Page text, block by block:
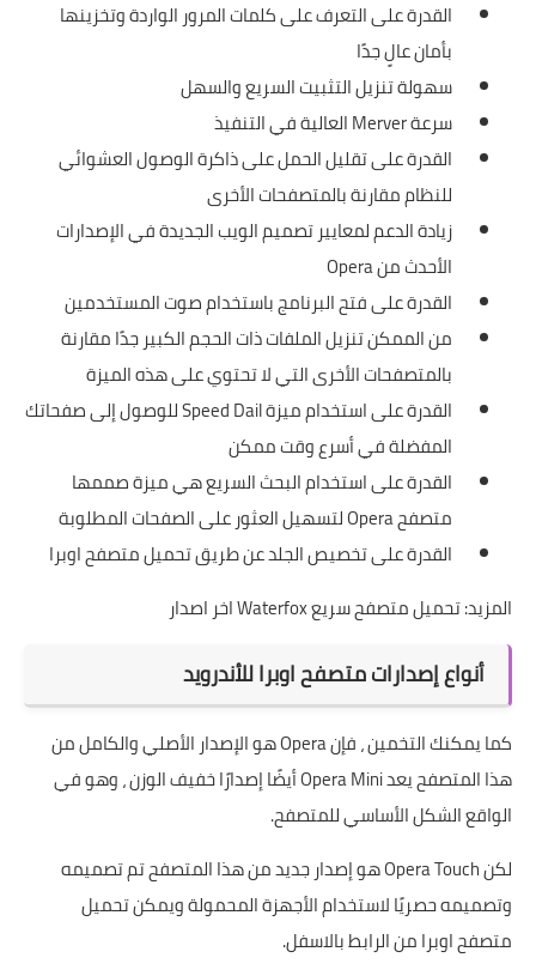
القدرة على التعرف على كلمات المرور الواردة وتخزينها
بأمان عالٍ جدًا
سهولة تنزيل التثبيت السريع والسهل
سرعة Merver العالية في التنفيذ
القدرة على تقليل الحمل على ذاكرة الوصول العشوائي
للنظام مقارنة بالمتصفحات الأخرى
زيادة الدعم لمعايير تصميم الويب الجديدة في الإصدارات
الأحدث من Opera
القدرة على فتح البرنامج باستخدام صوت المستخدمين
من الممكن تنزيل الملفات ذات الحجم الكبير جدًا مقارنة
بالمتصفحات الأخرى التي لا تحتوي على هذه الميزة
القدرة على استخدام ميزة Speed ​​Dail للوصول إلى صفحاتك
المفضلة في أسرع وقت ممكن
القدرة على استخدام البحث السريع هي ميزة صممها
متصفح Opera لتسهيل العثور على الصفحات المطلوبة
القدرة على تخصيص الجلد عن طريق تحميل متصفح اوبرا
المزيد:تحميل متصفح سريع Waterfox اخر اصدار
أنواع إصدارات متصفح اوبرا للأندرويد
كما يمكنك التخمين ، فإن Opera هو الإصدار الأصلي والكامل من
هذا المتصفح يعد Opera Mini أيضًا إصدارًا خفيف الوزن ، وهو في
الواقع الشكل الأساسي للمتصفح.
لكن Opera Touch هو إصدار جديد من هذا المتصفح تم تصميمه
وتصميمه حصريًا لاستخدام الأجهزة المحمولة ويمكن تحميل
متصفح اوبرا من الرابط بالاسفل.